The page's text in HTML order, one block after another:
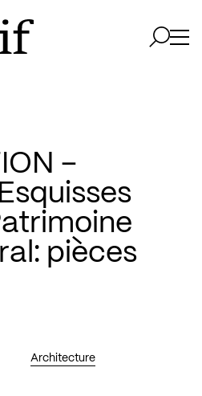
–
pièces
Architecture